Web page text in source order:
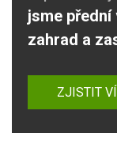
jsme
zahrad a
ZJISTIT